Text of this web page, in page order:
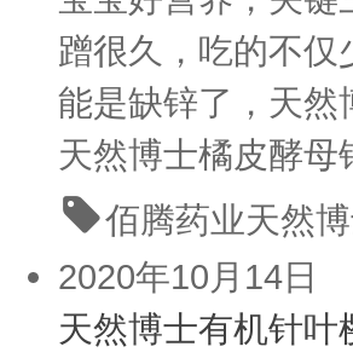
蹭很久，吃的不
能是缺锌了，天然
天然博士橘皮酵母
佰腾药业天然
2020年10月14日
天然博士有机针